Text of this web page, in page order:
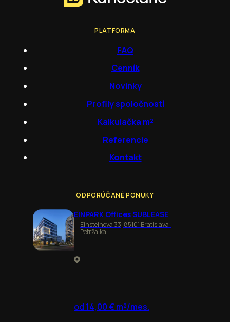
PLATFORMA
FAQ
Cenník
Novinky
Profily spoločností
Kalkulačka m²
Referencie
Kontakt
ODPORÚČANÉ PONUKY
EINPARK Offices SUBLEASE
Einsteinova 33, 85101 Bratislava-
Petržalka
od 14,00 € m²/mes.